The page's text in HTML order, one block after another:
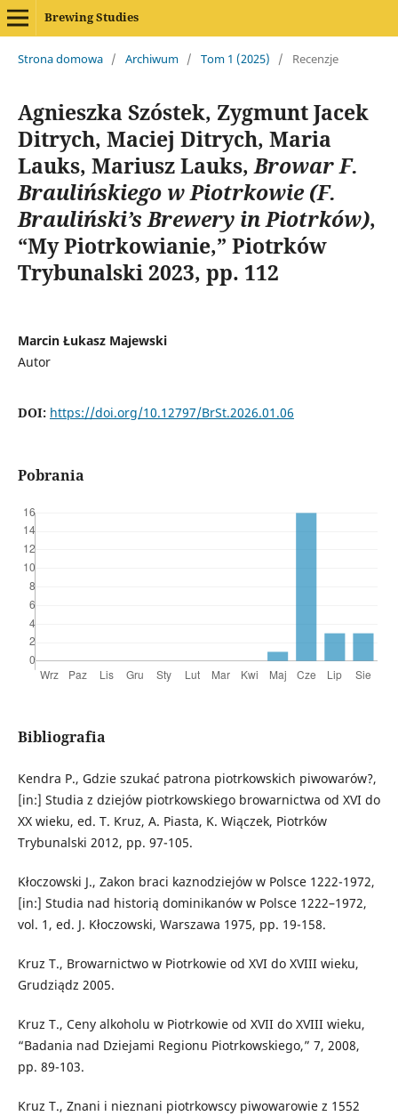
Brewing Studies
Strona domowa / Archiwum / Tom 1 (2025) / Recenzje
Agnieszka Szóstek, Zygmunt Jacek
Ditrych, Maciej Ditrych, Maria
Lauks, Mariusz Lauks,Browar F.
Braulińskiego w Piotrkowie (F.
Brauliński’s Brewery in Piotrków),
“My Piotrkowianie,” Piotrków
Trybunalski 2023, pp. 112
Marcin Łukasz Majewski
Autor
DOI: https://doi.org/10.12797/BrSt.2026.01.06
Pobrania
Bibliografia
Kendra P., Gdzie szukać patrona piotrkowskich piwowarów?,
[in:] Studia z dziejów piotrkowskiego browarnictwa od XVI do
XX wieku, ed. T. Kruz, A. Piasta, K. Wiączek, Piotrków
Trybunalski 2012, pp. 97-105.
Kłoczowski J., Zakon braci kaznodziejów w Polsce 1222-1972,
[in:] Studia nad historią dominikanów w Polsce 1222–1972,
vol. 1, ed. J. Kłoczowski, Warszawa 1975, pp. 19-158.
Kruz T., Browarnictwo w Piotrkowie od XVI do XVIII wieku,
Grudziądz 2005.
Kruz T., Ceny alkoholu w Piotrkowie od XVII do XVIII wieku,
“Badania nad Dziejami Regionu Piotrkowskiego,” 7, 2008,
pp. 89-103.
Kruz T., Znani i nieznani piotrkowscy piwowarowie z 1552